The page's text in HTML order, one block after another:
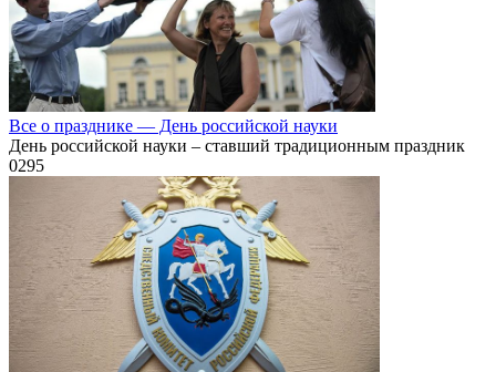
Все о празднике — День российской науки
День российской науки – ставший традиционным праздник
0295